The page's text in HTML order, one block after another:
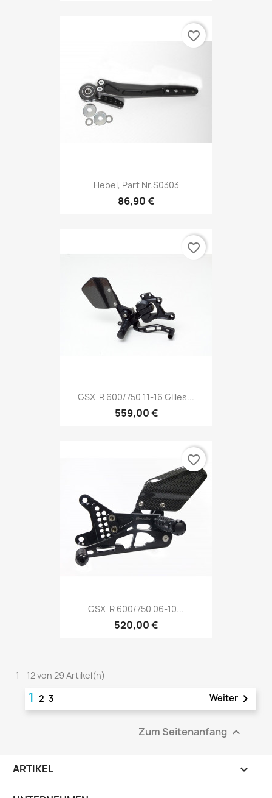
Hebel, Part Nr.S0303
86,90 €
favorite_border
GSX-R 600/750 11-16 Gilles...
559,00 €
favorite_border
GSX-R 600/750 06-10...
520,00 €
favorite_border
1 - 12 von 29 Artikel(n)
123 Weiter
Zum Seitenanfang 
ARTIKEL 